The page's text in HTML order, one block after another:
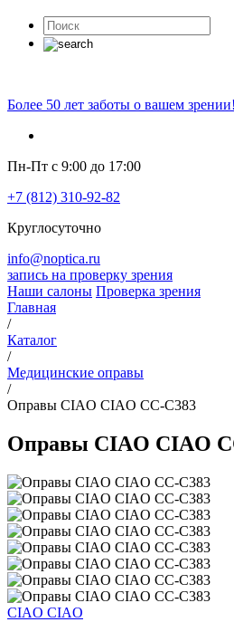
Более 50 лет заботы о вашем зрении!
Пн-Пт с 9:00 до 17:00
+7 (812) 310-92-82
Круглосуточно
info@noptica.ru
запись на проверку зрения
Наши салоны Проверка зрения
Главная
/
Каталог
/
Медицинские оправы
/
Оправы CIAO CIAO CC-C383
Оправы CIAO CIAO
CIAO CIAO